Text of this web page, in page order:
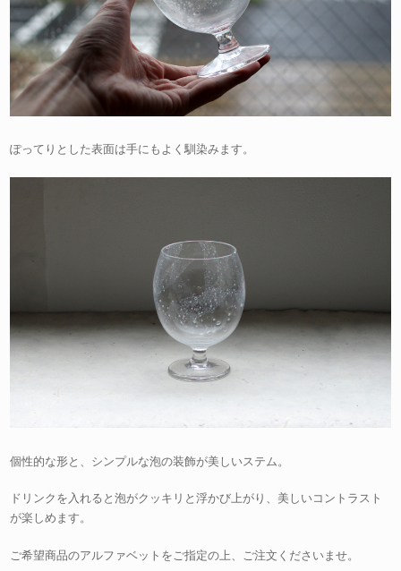
ぽってりとした表面は手にもよく馴染みます。
個性的な形と、シンプルな泡の装飾が美しいステム。
ドリンクを入れると泡がクッキリと浮かび上がり、美しいコントラスト
が楽しめます。
ご希望商品のアルファベットをご指定の上、ご注文くださいませ。